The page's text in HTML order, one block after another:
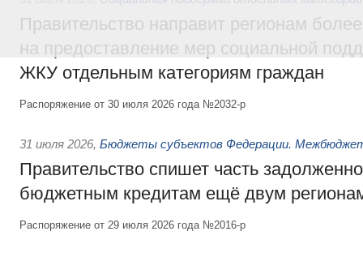
Правительство направит регионам
на предоставление мер социальной
ЖКУ отдельным категориям граждан
Распоряжение от 30 июля 2026 года №2032-р
31 июля 2026, Бюджеты субъектов Федерации.
Правительство спишет часть
бюджетным кредитам ещё двум
Распоряжение от 29 июля 2026 года №2016-р